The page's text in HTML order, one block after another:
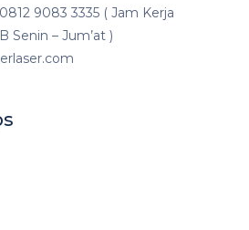
9083 3335 ( Jam Kerja
Senin – Jum’at )